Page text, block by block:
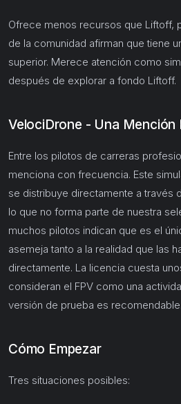
Ofrece menos recursos que Liftoff,
de la comunidad afirman que tiene
superior. Merece atención como
después de explorar a fondo Liftoff.
VelociDrone - Una Mención
Entre los pilotos de carreras
menciona con frecuencia. Este
se distribuye directamente a través
lo que no forma parte de nuestra
muchos pilotos indican que es el
asemeja tanto a la realidad que las
directamente. La licencia cuesta
consideran el FPV como una
versión de prueba es recomendable.
Cómo Empezar
Tres situaciones posibles: